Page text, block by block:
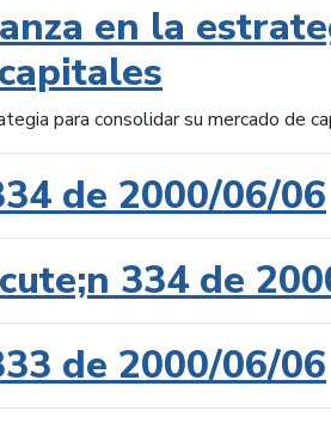
en la
para consolidar su mercado de
de 2000/06/06
334 de
de 2000/06/06